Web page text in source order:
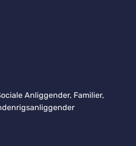
Anliggender, Familier,